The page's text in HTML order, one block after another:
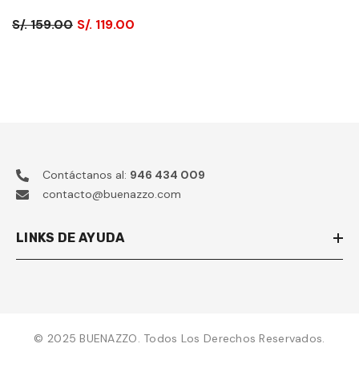
S/. 159.00 S/. 119.00
Contáctanos al: 946 434 009
contacto@buenazzo.com
LINKS DE AYUDA
© 2025 BUENAZZO. Todos Los Derechos Reservados.